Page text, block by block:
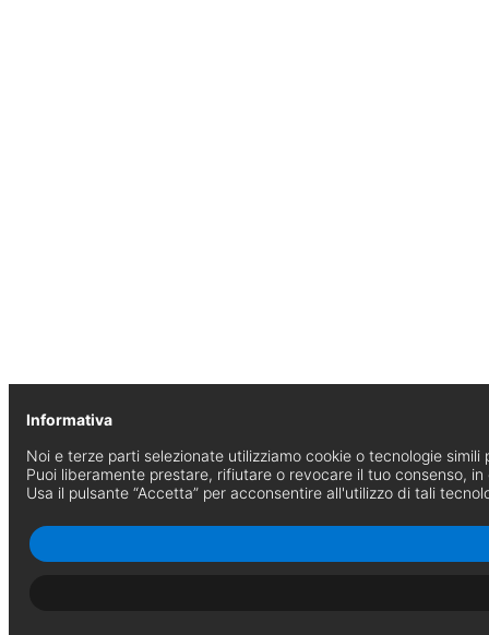
Informativa
Noi e terze parti selezionate utilizziamo cookie o tecnologie
Puoi liberamente prestare, rifiutare o revocare il tuo consenso, in
Usa il pulsante “Accetta” per acconsentire all'utilizzo di tali